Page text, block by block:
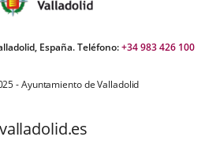
España. Teléfono:+34 983 426 100
- Ayuntamiento de Valladolid
valladolid.es